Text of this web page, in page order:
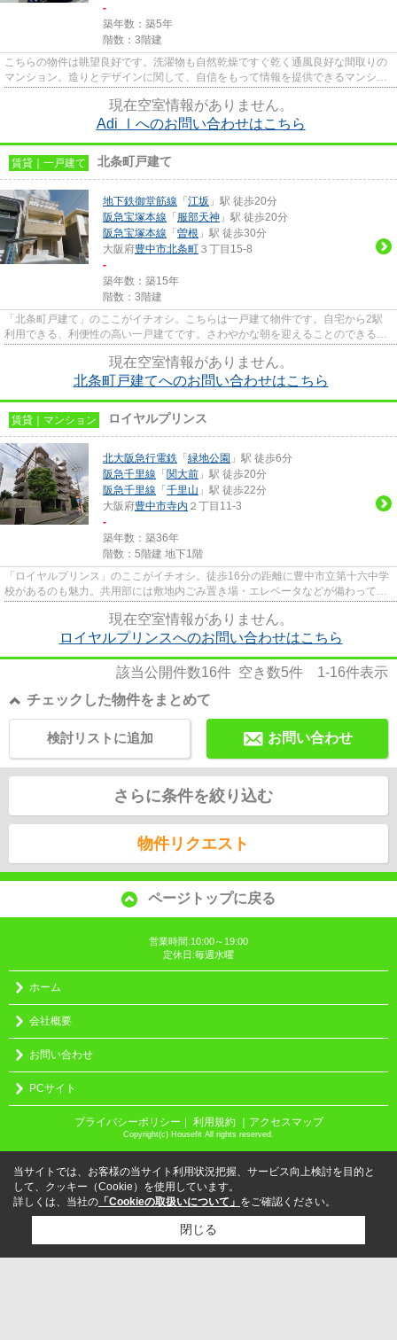
-
築年数：築5年
階数：3階建
こちらの物件は眺望良好です。洗濯物も自然乾燥ですぐ乾く通風良好な間取りの
マンション。造りとデザインに関して、自信をもって情報を提供できるマンショ
現在空室情報がありません。
Adi Ⅰへのお問い合わせはこちら
賃貸｜一戸建て 北条町戸建て
地下鉄御堂筋線 「 江坂 」駅 徒歩20分
阪急宝塚本線 「 服部天神 」駅 徒歩20分
阪急宝塚本線 「 曽根 」駅 徒歩30分
大阪府豊中市北条町 ３丁目15-8
-
築年数：築15年
階数：3階建
「北条町戸建て」のここがイチオシ。こちらは一戸建て物件です。自宅から2駅
利用できる、利便性の高い一戸建てです。さわやかな朝を迎えることのできる通
現在空室情報がありません。
北条町戸建てへのお問い合わせはこちら
賃貸｜マンション ロイヤルプリンス
北大阪急行電鉄 「 緑地公園 」駅 徒歩6分
阪急千里線 「 関大前 」駅 徒歩20分
阪急千里線 「 千里山 」駅 徒歩22分
大阪府豊中市寺内 ２丁目11-3
-
築年数：築36年
階数：5階建 地下1階
「ロイヤルプリンス」のここがイチオシ。徒歩16分の距離に豊中市立第十六中学
校があるのも魅力。共用部には敷地内ごみ置き場・エレベータなどが備わってお
現在空室情報がありません。
ロイヤルプリンスへのお問い合わせはこちら
該当公開件数16件 空き数5件 1-16件表示
チェックした物件をまとめて
お問い合わせ
検討リストに追加
さらに条件を絞り込む
物件リクエスト
ページトップに戻る
営業時間:10:00～19:00
定休日:毎週水曜
ホーム
会社概要
お問い合わせ
PCサイト
プライバシーポリシー ｜ 利用規約 ｜アクセスマップ
Copyright(c) Housefit All rights reserved.
当サイトでは、お客様の当サイト利用状況把握、サービス向上検討を目的と
して、クッキー（Cookie）を使用しています。
詳しくは、当社の 「Cookieの取扱いについて」 をご確認ください。
閉じる